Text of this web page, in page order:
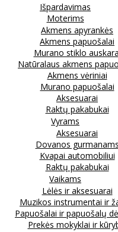
Išpardavimas
Moterims
Akmens apyrankės
Akmens papuošalai
Murano stiklo
Natūralaus akmens
Akmens vėriniai
Murano papuošalai
Aksesuarai
Raktų pakabukai
Vyrams
Aksesuarai
Dovanos gurmanams
Kvapai automobiliui
Raktų pakabukai
Vaikams
Lėlės ir aksesuarai
Muzikos instrumentai ir
Papuošalai ir papuošalų
Prekės mokyklai ir